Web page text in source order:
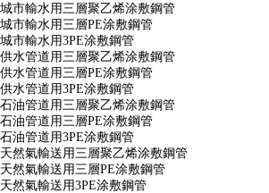
城市輸水用三層聚乙烯涂敷鋼管
城市輸水用三層PE涂敷鋼管
城市輸水用3PE涂敷鋼管
供水管道用三層聚乙烯涂敷鋼管
供水管道用三層PE涂敷鋼管
供水管道用3PE涂敷鋼管
石油管道用三層聚乙烯涂敷鋼管
石油管道用三層PE涂敷鋼管
石油管道用3PE涂敷鋼管
天然氣輸送用三層聚乙烯涂敷鋼管
天然氣輸送用三層PE涂敷鋼管
天然氣輸送用3PE涂敷鋼管